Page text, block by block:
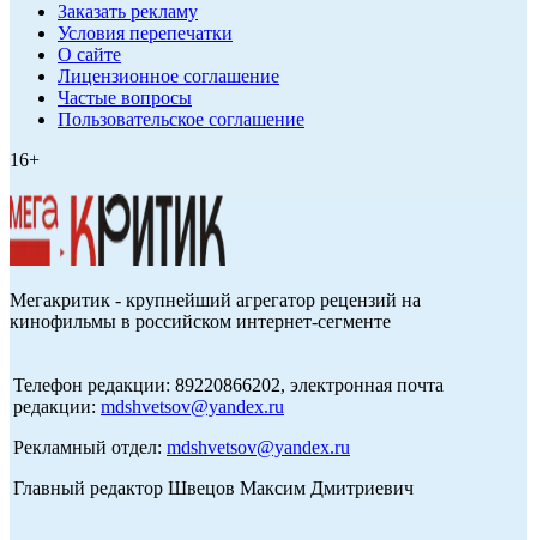
Заказать рекламу
Условия перепечатки
О сайте
Лицензионное соглашение
Частые вопросы
Пользовательское соглашение
16+
Мегакритик - крупнейший агрегатор рецензий на
кинофильмы в российском интернет-сегменте
Телефон редакции: 89220866202, электронная почта
редакции: mdshvetsov@yandex.ru
Рекламный отдел: mdshvetsov@yandex.ru
Главный редактор Швецов Максим Дмитриевич